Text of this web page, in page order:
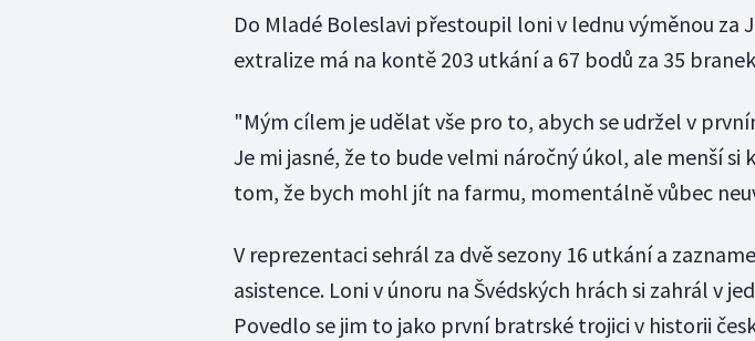
Do Mladé Boleslavi přestoupil loni v lednu výměnou za
extralize má na kontě 203 utkání a 67 bodů za 35
"Mým cílem je udělat vše pro to, abych se udržel v
Je mi jasné, že to bude velmi náročný úkol, ale menší si
tom, že bych mohl jít na farmu, momentálně vůbec
V reprezentaci sehrál za dvě sezony 16 utkání a
asistence. Loni v únoru na Švédských hrách si zahrál v
Povedlo se jim to jako první bratrské trojici v historii